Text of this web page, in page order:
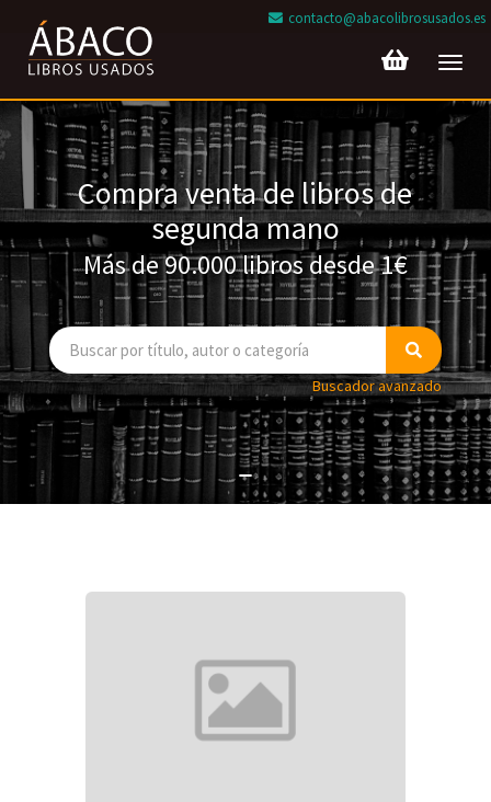
contacto@abacolibrosusados.es
Compra venta de libros de
segunda mano
Más de 90.000 libros desde 1€
Buscador avanzado